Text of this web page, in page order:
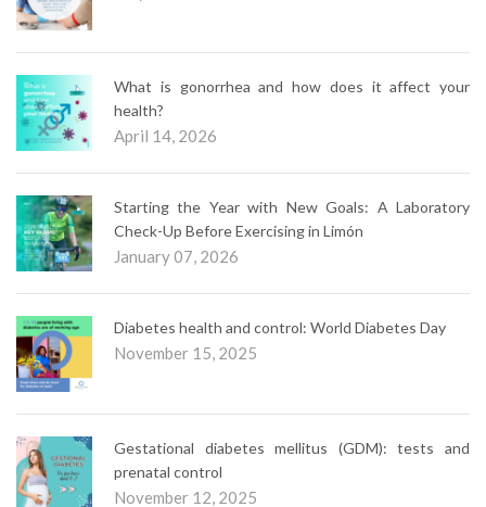
What is gonorrhea and how does it affect your
health?
April 14, 2026
Starting the Year with New Goals: A Laboratory
Check-Up Before Exercising in Limón
January 07, 2026
Diabetes health and control: World Diabetes Day
November 15, 2025
Gestational diabetes mellitus (GDM): tests and
prenatal control
November 12, 2025